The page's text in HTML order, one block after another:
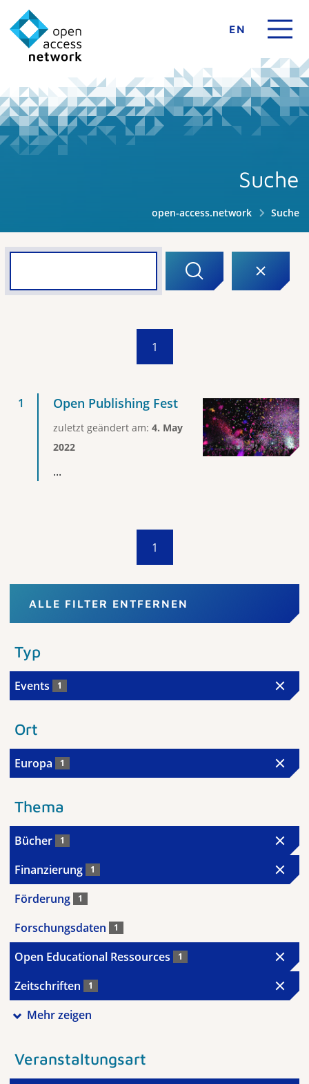
EN
Suche
open-access.network Suche
1
Open Publishing Fest
zuletzt geändert am: 4. May
2022
...
1
ALLE FILTER ENTFERNEN
Typ
Events 1
Ort
Europa 1
Thema
Bücher 1
Finanzierung 1
Förderung 1
Forschungsdaten 1
Open Educational Ressources 1
Zeitschriften 1
Mehr zeigen
Veranstaltungsart